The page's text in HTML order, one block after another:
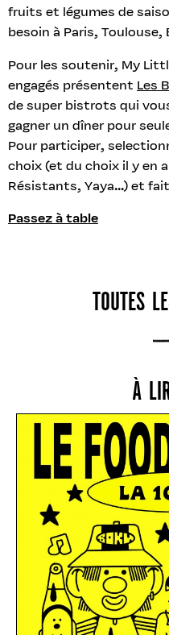
fruits et légumes de
besoin à Paris, Toulouse,
Pour les soutenir, My
engagés présentent Les
de super bistrots qui
gagner un dîner pour
Pour participer,
choix (et du choix il y en
Résistants, Yaya...) et
Passez à table
TOUTES
À